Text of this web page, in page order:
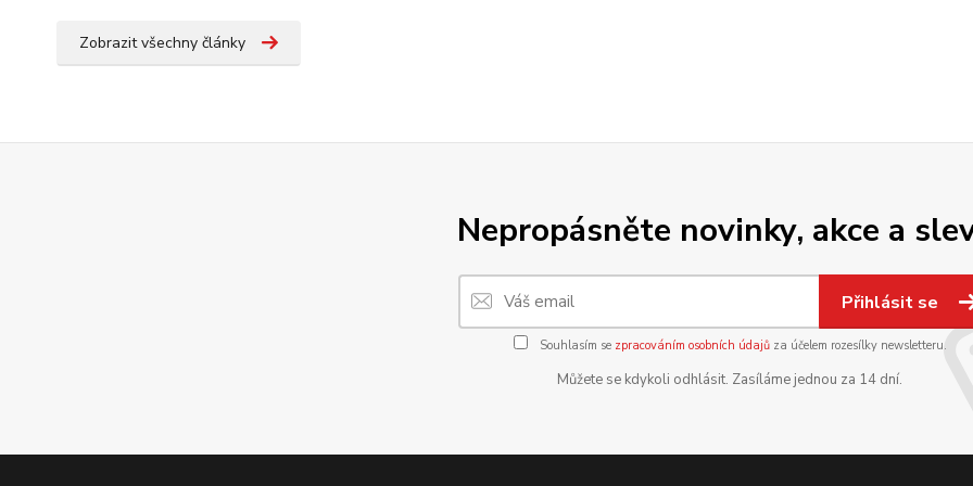
Zobrazit všechny články
Nepropásněte novinky, akce a
Přihlásit se
Souhlasím se zpracováním osobních údajůza účelem rozesílky newsletteru.
Můžete se kdykoli odhlásit. Zasíláme jednou za 14 dní.